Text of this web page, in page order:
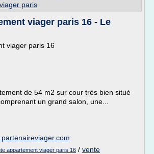
paris
viager paris 16 - Le
viager paris 16
de 54 m2 sur cour très bien situé
un grand salon, une...
appartement viager paris 16 / vente